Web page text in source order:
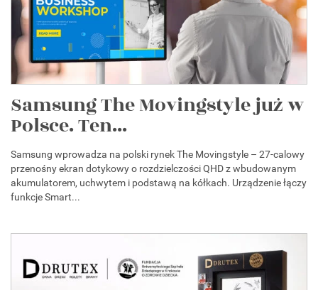
Samsung The Movingstyle już w
Polsce. Ten...
Samsung wprowadza na polski rynek The Movingstyle – 27-calowy
przenośny ekran dotykowy o rozdzielczości QHD z wbudowanym
akumulatorem, uchwytem i podstawą na kółkach. Urządzenie łączy
funkcje Smart...